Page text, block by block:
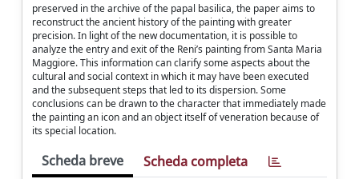
preserved in the archive of the papal basilica, the paper aims to
reconstruct the ancient history of the painting with greater
precision. In light of the new documentation, it is possible to
analyze the entry and exit of the Reni’s painting from Santa Maria
Maggiore. This information can clarify some aspects about the
cultural and social context in which it may have been executed
and the subsequent steps that led to its dispersion. Some
conclusions can be drawn to the character that immediately made
the painting an icon and an object itself of veneration because of
its special location.
Scheda breve Scheda completa